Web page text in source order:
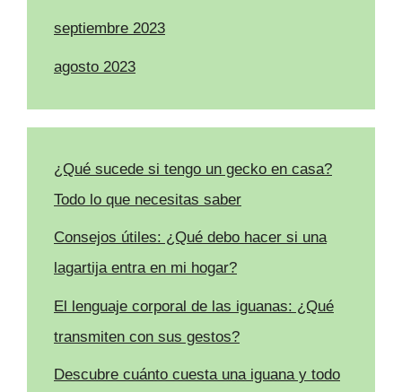
septiembre 2023
agosto 2023
¿Qué sucede si tengo un gecko en casa?
Todo lo que necesitas saber
Consejos útiles: ¿Qué debo hacer si una
lagartija entra en mi hogar?
El lenguaje corporal de las iguanas: ¿Qué
transmiten con sus gestos?
Descubre cuánto cuesta una iguana y todo